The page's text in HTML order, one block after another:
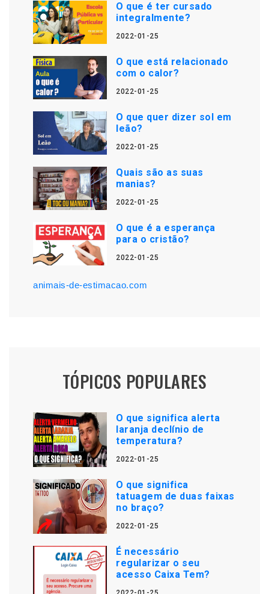
O que é ter cursado
integralmente?
2022-01-25
O que está relacionado
com o calor?
2022-01-25
O que quer dizer sol em
leão?
2022-01-25
Quais são as suas
manias?
2022-01-25
O que é a esperança
para o cristão?
2022-01-25
animais-de-estimacao.com
TÓPICOS POPULARES
O que significa alerta
laranja declínio de
temperatura?
2022-01-25
O que significa
tatuagem de duas faixas
no braço?
2022-01-25
É necessário
regularizar o seu
acesso Caixa Tem?